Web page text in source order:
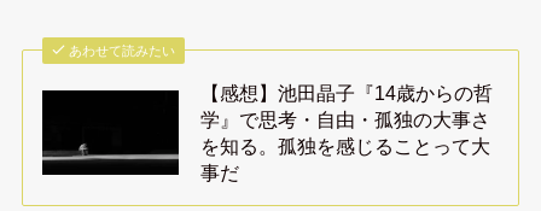
あわせて読みたい
【感想】池田晶子『14歳からの哲
学』で思考・自由・孤独の大事さ
を知る。孤独を感じることって大
事だ